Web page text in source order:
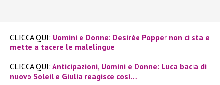
CLICCA QUI: Uomini e Donne: Desirèe Popper non ci sta e
mette a tacere le malelingue
CLICCA QUI: Anticipazioni, Uomini e Donne: Luca bacia di
nuovo Soleil e Giulia reagisce così…